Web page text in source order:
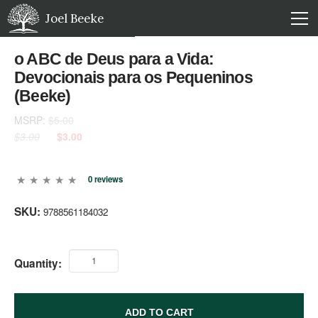
Joel Beeke
o ABC de Deus para a Vida:
Devocionais para os Pequeninos
(Beeke)
MSRP: $5.00
$3.00
$3.00
0 reviews
SKU: 9788561184032
Quantity:
ADD TO CART